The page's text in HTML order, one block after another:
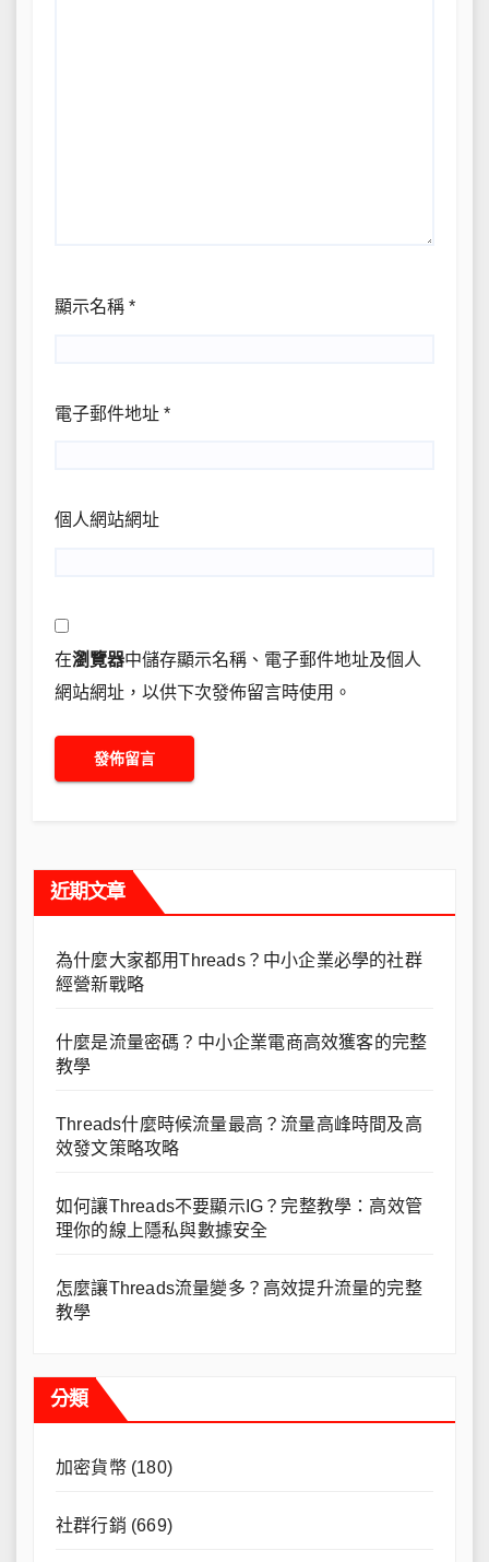
顯示名稱 *
電子郵件地址 *
個人網站網址
在瀏覽器中儲存顯示名稱、電子郵件地址及個人
網站網址，以供下次發佈留言時使用。
近期文章
為什麼大家都用Threads？中小企業必學的社群
經營新戰略
什麼是流量密碼？中小企業電商高效獲客的完整
教學
Threads什麼時候流量最高？流量高峰時間及高
效發文策略攻略
如何讓Threads不要顯示IG？完整教學：高效管
理你的線上隱私與數據安全
怎麼讓Threads流量變多？高效提升流量的完整
教學
分類
加密貨幣(180)
社群行銷 (669)